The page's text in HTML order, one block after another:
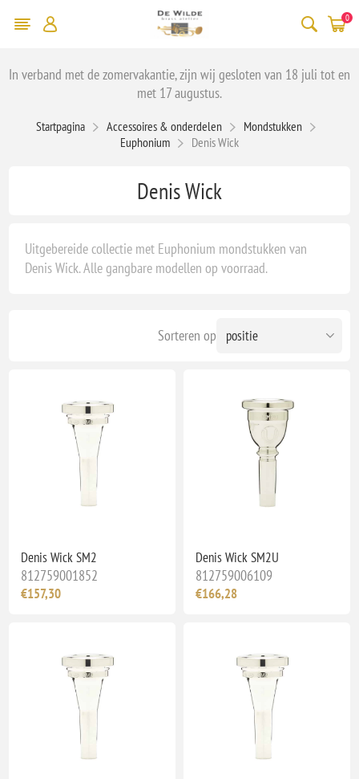
0
In verband met de zomervakantie, zijn wij gesloten van 18 juli tot en
met 17 augustus.
Startpagina Accessoires & onderdelen
Mondstukken
Euphonium
Denis Wick
Denis Wick
Uitgebereide collectie met Euphonium mondstukken van
Denis Wick. Alle gangbare modellen op voorraad.
Sorteren op
Denis Wick SM2
812759001852
€157,30
Denis Wick SM2U
812759006109
€166,28